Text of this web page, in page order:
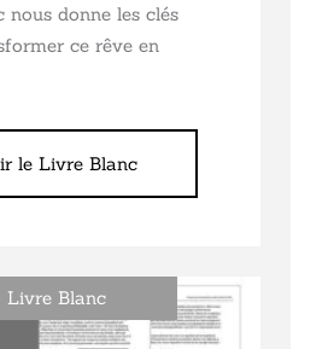
nous donne les clés
ce rêve en
le Livre Blanc
Livre Blanc